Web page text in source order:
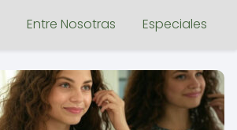
Entre Nosotras Especiales